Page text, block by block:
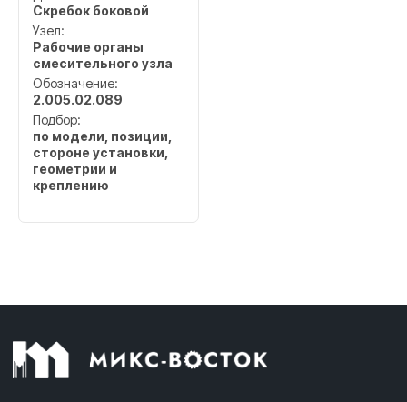
Скребок боковой
Узел:
Рабочие органы
смесительного узла
Обозначение:
2.005.02.089
Подбор:
по модели, позиции,
стороне установки,
геометрии и
креплению